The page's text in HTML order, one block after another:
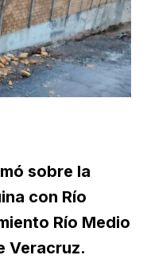
sobre la
con Río
Río Medio
Veracruz.